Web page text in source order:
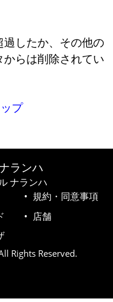
したか、その他の
らは削除されてい
プ
ランハ
ナランハ
規約・同意事項
店舗
Rights Reserved.